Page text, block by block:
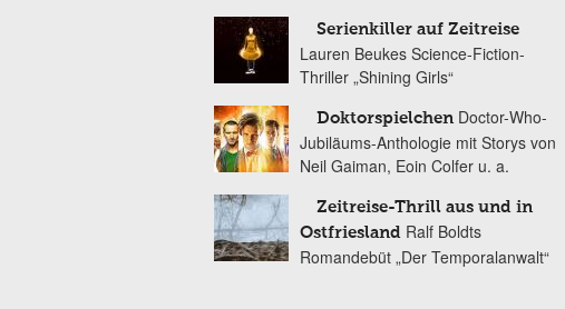
Serienkiller auf Zeitreise
Lauren Beukes Science-Fiction-
Thriller „Shining Girls“
Doktorspielchen Doctor-Who-
Jubiläums-Anthologie mit Storys von
Neil Gaiman, Eoin Colfer u. a.
Zeitreise-Thrill aus und in
Ostfriesland Ralf Boldts
Romandebüt „Der Temporalanwalt“